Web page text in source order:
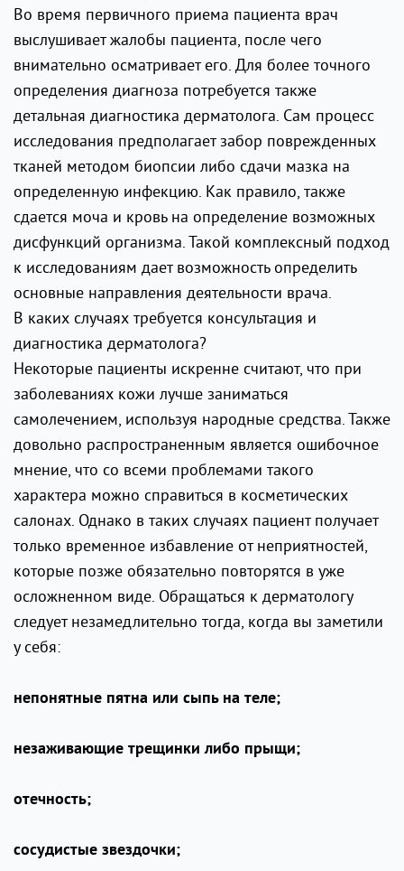
Во время первичного приема пациента врач
выслушивает жалобы пациента, после чего
внимательно осматривает его. Для более точного
определения диагноза потребуется также
детальная диагностика дерматолога. Сам процесс
исследования предполагает забор поврежденных
тканей методом биопсии либо сдачи мазка на
определенную инфекцию. Как правило, также
сдается моча и кровь на определение возможных
дисфункций организма. Такой комплексный подход
к исследованиям дает возможность определить
основные направления деятельности врача.
В каких случаях требуется консультация и
диагностика дерматолога?
Некоторые пациенты искренне считают, что при
заболеваниях кожи лучше заниматься
самолечением, используя народные средства. Также
довольно распространенным является ошибочное
мнение, что со всеми проблемами такого
характера можно справиться в косметических
салонах. Однако в таких случаях пациент получает
только временное избавление от неприятностей,
которые позже обязательно повторятся в уже
осложненном виде. Обращаться к дерматологу
следует незамедлительно тогда, когда вы заметили
у себя:
непонятные пятна или сыпь на теле;
незаживающие трещинки либо прыщи;
отечность;
сосудистые звездочки;